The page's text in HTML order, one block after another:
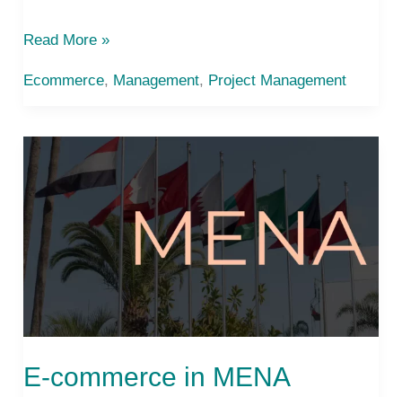
Catena
commerce
Read More »
Ecommerce, Management, Project Management
E-commerce in MENA